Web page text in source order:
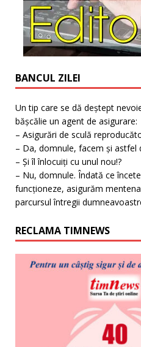
BANCUL ZILEI
Un tip care se dă deștept
bășcălie un agent de asigurare:
– Asigurări de sculă
– Da, domnule, facem și astfel
– Și îl înlocuiți cu unul nou!?
– Nu, domnule. Îndată ce
funcționeze, asigurăm
parcursul întregii
RECLAMA TIMNEWS